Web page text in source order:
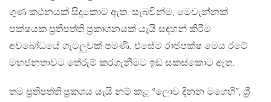
ගුණ කථනයක් සිදුකොට ඇත. සැබවින්ම, මෙවැන්නක්
පක්ෂයක ප්‍රතිපත්ති ප්‍රකාශනයක් යැයි සඳහන් කිරීම
අවබෝධයේ ගැටලුවක් පමණි. එසේම රාජපක්ෂ මෙය රටේ
මහජනතාවට තේරුම් කරගැනීමට ඉඩ සකස්කොට ඇත.
තම ප්‍රතිපත්ති ප්‍රකශය යැයි නම් කළ “ලොව දිනන මගෙහි”, ශ්‍රී